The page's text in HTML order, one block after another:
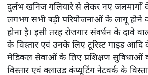
दुर्लभ खनिज गलियारे से लेकर नए
लगभग सभी बड़ी परियोजनाओं के लागू होने
होना है। इसी तरह रोजगार संवर्धन के दावे
के विस्तार एवं उनके लिए टूरिस्ट गाइड आदि
मेडिकल सेवाओं के लिए प्रशिक्षण सुविधाओं
विस्तार एवं क्लाउड कंप्यूटिंग नेटवर्क के